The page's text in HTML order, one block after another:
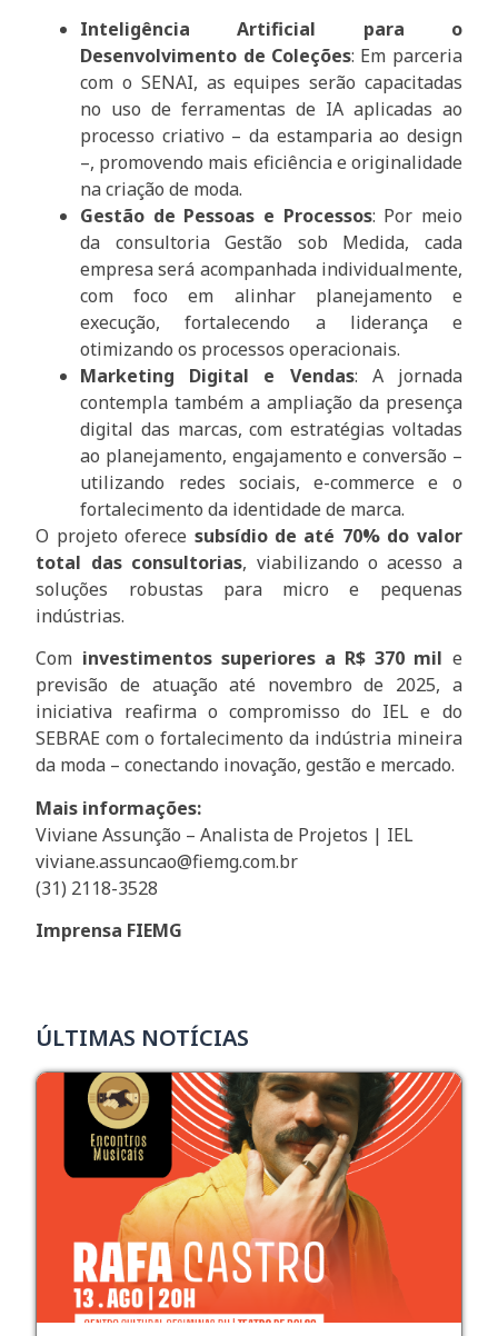
Inteligência Artificial para o
Desenvolvimento de Coleções: Em parceria
com o SENAI, as equipes serão capacitadas
no uso de ferramentas de IA aplicadas ao
processo criativo – da estamparia ao design
–, promovendo mais eficiência e originalidade
na criação de moda.
Gestão de Pessoas e Processos: Por meio
da consultoria Gestão sob Medida, cada
empresa será acompanhada individualmente,
com foco em alinhar planejamento e
execução, fortalecendo a liderança e
otimizando os processos operacionais.
Marketing Digital e Vendas: A jornada
contempla também a ampliação da presença
digital das marcas, com estratégias voltadas
ao planejamento, engajamento e conversão –
utilizando redes sociais, e-commerce e o
fortalecimento da identidade de marca.
O projeto oferece subsídio de até 70% do valor
total das consultorias, viabilizando o acesso a
soluções robustas para micro e pequenas
indústrias.
Com investimentos superiores a R$ 370 mil e
previsão de atuação até novembro de 2025, a
iniciativa reafirma o compromisso do IEL e do
SEBRAE com o fortalecimento da indústria mineira
da moda – conectando inovação, gestão e mercado.
Mais informações:
Viviane Assunção – Analista de Projetos | IEL
viviane.assuncao@fiemg.com.br
(31) 2118-3528
Imprensa FIEMG
ÚLTIMAS NOTÍCIAS